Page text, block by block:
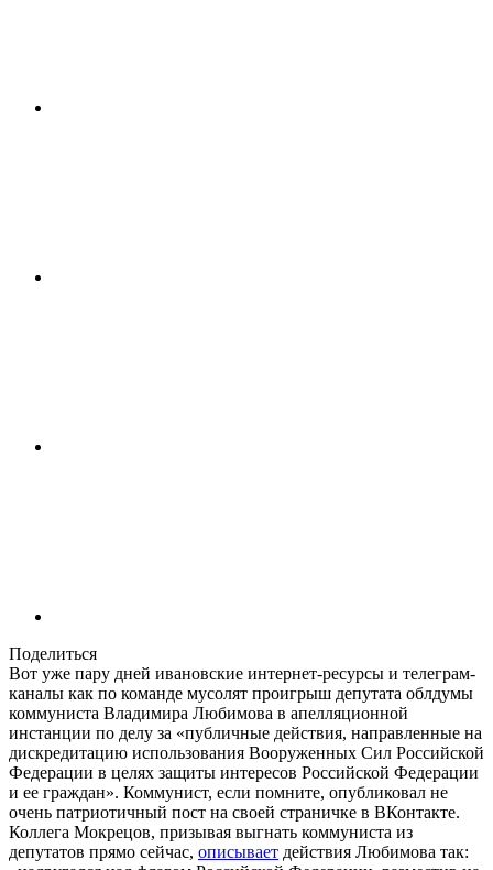
Поделиться
Вот уже пару дней ивановские интернет-ресурсы и телеграм-
каналы как по команде мусолят проигрыш депутата облдумы
коммуниста Владимира Любимова в апелляционной
инстанции по делу за «публичные действия, направленные на
дискредитацию использования Вооруженных Сил Российской
Федерации в целях защиты интересов Российской Федерации
и ее граждан». Коммунист, если помните, опубликовал не
очень патриотичный пост на своей страничке в ВКонтакте.
Коллега Мокрецов, призывая выгнать коммуниста из
депутатов прямо сейчас, описывает действия Любимова так: